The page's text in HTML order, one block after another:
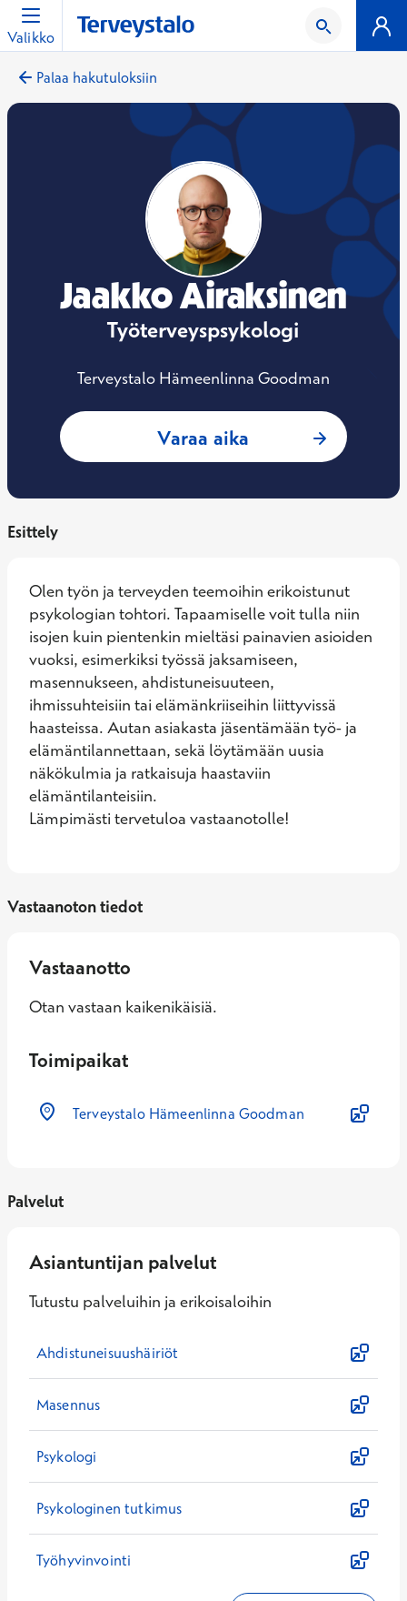
Valikko
Palaa hakutuloksiin
Jaakko Airaksinen
Työterveyspsykologi
Terveystalo Hämeenlinna Goodman
Varaa aika : Jaakko
Esittely
Olen työn ja terveyden teemoihin erikoistunut
psykologian tohtori. Tapaamiselle voit tulla niin
isojen kuin pientenkin mieltäsi painavien asioiden
vuoksi, esimerkiksi työssä jaksamiseen,
masennukseen, ahdistuneisuuteen,
ihmissuhteisiin tai elämänkriiseihin liittyvissä
haasteissa. Autan asiakasta jäsentämään työ- ja
elämäntilannettaan, sekä löytämään uusia
näkökulmia ja ratkaisuja haastaviin
elämäntilanteisiin.
Lämpimästi tervetuloa vastaanotolle!
Vastaanoton tiedot
Vastaanotto
Otan vastaan kaikenikäisiä.
Toimipaikat
Terveystalo Hämeenlinna Goodman
Palvelut
Asiantuntijan palvelut
Tutustu palveluihin ja erikoisaloihin
Ahdistuneisuushäiriöt
Masennus
Psykologi
Psykologinen tutkimus
Työhyvinvointi